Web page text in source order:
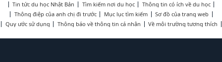
Tin tức du học Nhật Bản Tìm kiếm nơi du học
Thông tin có ích về du học
Thông điệp của anh chị đi trước
Mục lục tìm kiếm
Sơ đồ của trang web
Quy ước sử dụng
Thông báo về thông tin cá nhân Về môi trường tương thích